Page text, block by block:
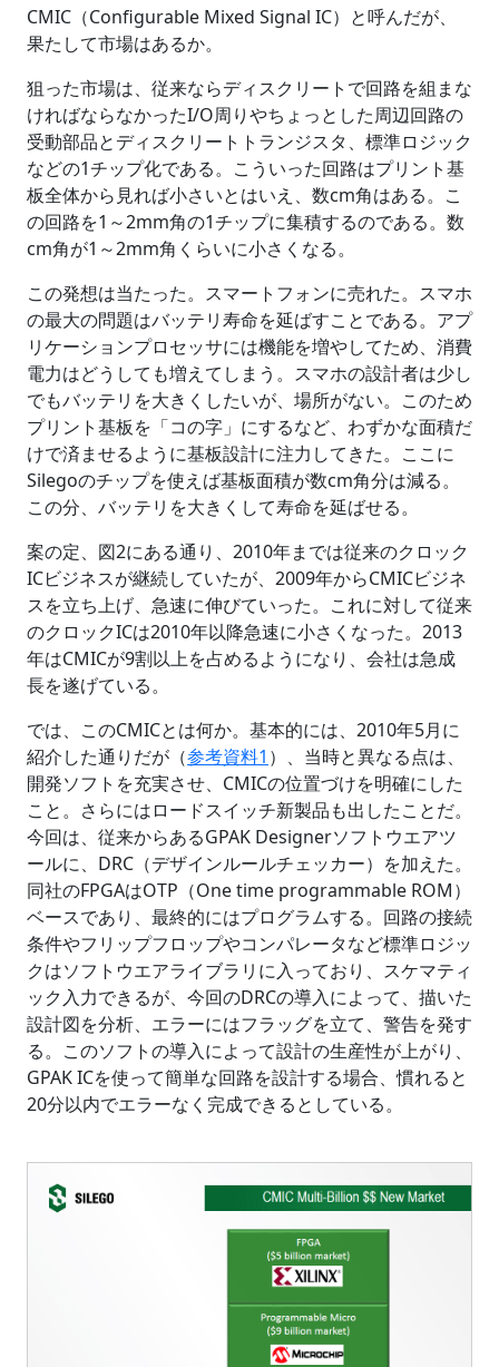
CMIC（Configurable Mixed Signal IC）と呼んだが、
果たして市場はあるか。
狙った市場は、従来ならディスクリートで回路を組まな
ければならなかったI/O周りやちょっとした周辺回路の
受動部品とディスクリートトランジスタ、標準ロジック
などの1チップ化である。こういった回路はプリント基
板全体から見れば小さいとはいえ、数cm角はある。こ
の回路を1～2mm角の1チップに集積するのである。数
cm角が1～2mm角くらいに小さくなる。
この発想は当たった。スマートフォンに売れた。スマホ
の最大の問題はバッテリ寿命を延ばすことである。アプ
リケーションプロセッサには機能を増やしてため、消費
電力はどうしても増えてしまう。スマホの設計者は少し
でもバッテリを大きくしたいが、場所がない。このため
プリント基板を「コの字」にするなど、わずかな面積だ
けで済ませるように基板設計に注力してきた。ここに
Silegoのチップを使えば基板面積が数cm角分は減る。
この分、バッテリを大きくして寿命を延ばせる。
案の定、図2にある通り、2010年までは従来のクロック
ICビジネスが継続していたが、2009年からCMICビジネ
スを立ち上げ、急速に伸びていった。これに対して従来
のクロックICは2010年以降急速に小さくなった。2013
年はCMICが9割以上を占めるようになり、会社は急成
長を遂げている。
では、このCMICとは何か。基本的には、2010年5月に
紹介した通りだが（参考資料1 ）、当時と異なる点は、
開発ソフトを充実させ、CMICの位置づけを明確にした
こと。さらにはロードスイッチ新製品も出したことだ。
今回は、従来からあるGPAK Designerソフトウエアツ
ールに、DRC（デザインルールチェッカー）を加えた。
同社のFPGAはOTP（One time programmable ROM）
ベースであり、最終的にはプログラムする。回路の接続
条件やフリップフロップやコンパレータなど標準ロジッ
クはソフトウエアライブラリに入っており、スケマティ
ック入力できるが、今回のDRCの導入によって、描いた
設計図を分析、エラーにはフラッグを立て、警告を発す
る。このソフトの導入によって設計の生産性が上がり、
GPAK ICを使って簡単な回路を設計する場合、慣れると
20分以内でエラーなく完成できるとしている。